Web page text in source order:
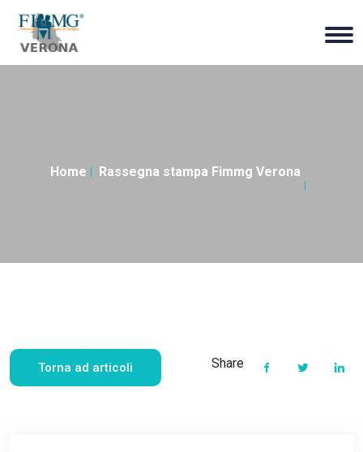
Home Rassegna stampa Fimmg Verona
Torna ad articoli Share